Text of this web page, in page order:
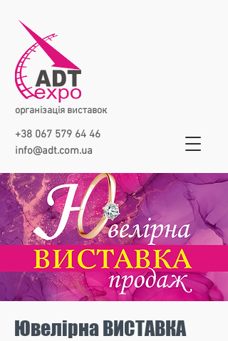
+38 067 579 64 46
info@adt.com.ua
організація виставок
Ювелірна ВИСТАВКА